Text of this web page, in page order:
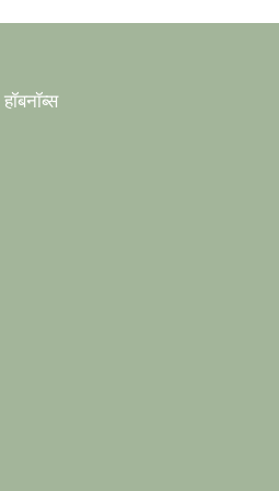
हॉबनॉब्स